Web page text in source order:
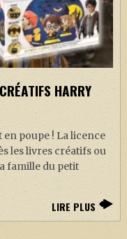
HARRY
poupe ! La licence
les livres créatifs ou
famille du petit
LIRE PLUS